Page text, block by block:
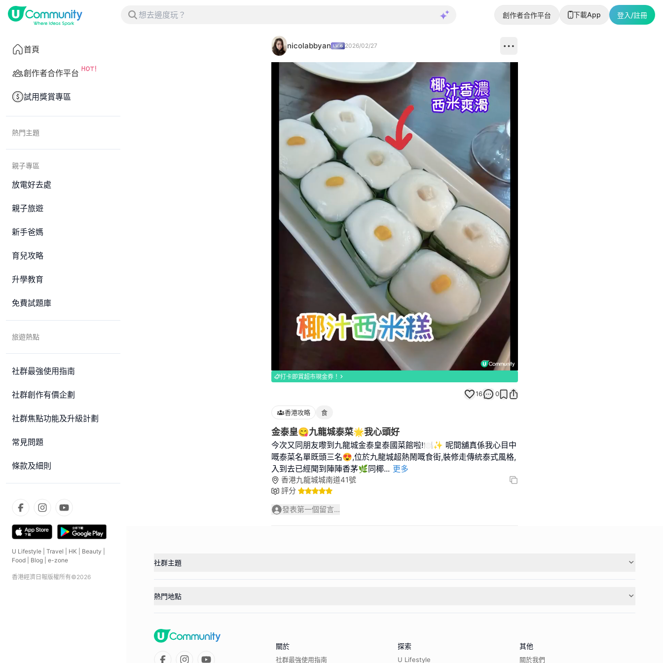
創作者合作平台 下載App 登入/註冊
首頁
創作者合作平台
試用獎賞專區
熱門主題
親子專區
放電好去處
親子旅遊
新手爸媽
育兒攻略
升學教育
免費試題庫
旅遊熱點
社群最強使用指南
社群創作有價企劃
社群焦點功能及升級計劃
常見問題
條款及細則
U Lifestyle Travel HK Beauty
Food
Blog e-zone
香港經濟日報版權所有©2026
nicolabbyan 2026/02/27
Loaded
100.00%
Unmute
打卡即賞超市現金券！
16 0
香港攻略 食
金泰皇😋九龍城泰菜🌟我心頭好
今次又同朋友嚟到九龍城金泰皇泰國菜館啦!🍽️✨ 呢間舖真係我心目中
嘅泰菜名單既頭三名😍,位於九龍城超熱鬧嘅食街,裝修走傳統泰式風格,
入到去已經聞到陣陣香茅🌿同椰... 更多
香港九龍城城南道41號
評分
發表第一個留言...
社群主題
熱門地點
關於
社群最強使用指南
探索
U Lifestyle
其他
關於我們